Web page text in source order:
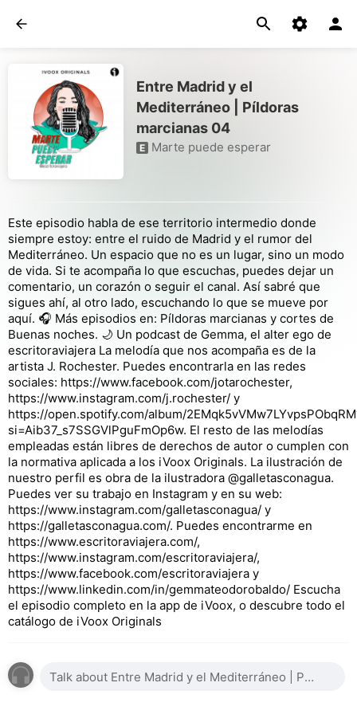
Entre Madrid y el
Mediterráneo | Píldoras
marcianas 04
E Marte puede esperar
Este episodio habla de ese territorio intermedio donde
siempre estoy: entre el ruido de Madrid y el rumor del
Mediterráneo. Un espacio que no es un lugar, sino un modo
de vida. Si te acompaña lo que escuchas, puedes dejar un
comentario, un corazón o seguir el canal. Así sabré que
sigues ahí, al otro lado, escuchando lo que se mueve por
aquí. 🎧 Más episodios en: Píldoras marcianas y cortes de
Buenas noches. 🌙 Un podcast de Gemma, el alter ego de
escritoraviajera La melodía que nos acompaña es de la
artista J. Rochester. Puedes encontrarla en las redes
sociales: https://www.facebook.com/jotarochester,
https://www.instagram.com/j.rochester/ y
https://open.spotify.com/album/
si=Aib37_s7SSGVlPguFmOp6w. El resto de las melodías
empleadas están libres de derechos de autor o cumplen con
la normativa aplicada a los iVoox Originals. La ilustración de
nuestro perfil es obra de la ilustradora @galletasconagua.
Puedes ver su trabajo en Instagram y en su web:
https://www.instagram.com/galletasconagua/ y
https://galletasconagua.com/. Puedes encontrarme en
https://www.escritoraviajera.com/,
https://www.instagram.com/escritoraviajera/,
https://www.facebook.com/escritoraviajera y
https://www.linkedin.com/in/gemmateodorobaldo/ Escucha
el episodio completo en la app de iVoox, o descubre todo el
catálogo de iVoox Originals